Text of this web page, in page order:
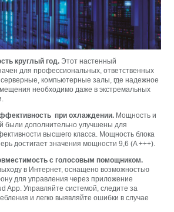
круглый год. Этот настенный
для профессиональных, ответственных
серверные, компьютерные залы, где надежное
необходимо даже в экстремальных
при охлаждении. Мощность и
были дополнительно улучшены для
высшего класса. Мощность блока
достигает значения мощности 9,6 (A +++).
с голосовым помощником.
в Интернет, оснащено возможностью
для управления через приложение
App. Управляйте системой, следите за
и легко выявляйте ошибки в случае